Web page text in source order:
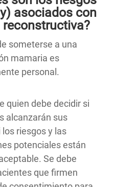
asociados con
reconstructiva?
someterse a una
mamaria es
personal.
quien debe decidir si
alcanzarán sus
riesgos y las
potenciales están
Se debe
que firmen